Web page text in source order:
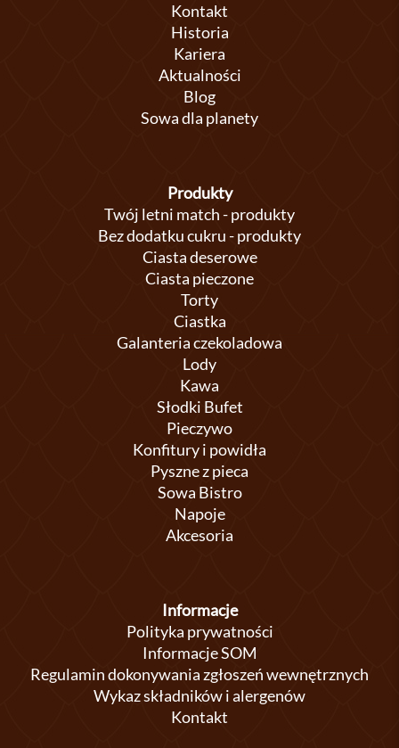
Kontakt
Historia
Kariera
Aktualności
Blog
Sowa dla planety
Produkty
Twój letni match - produkty
Bez dodatku cukru - produkty
Ciasta deserowe
Ciasta pieczone
Torty
Ciastka
Galanteria czekoladowa
Lody
Kawa
Słodki Bufet
Pieczywo
Konfitury i powidła
Pyszne z pieca
Sowa Bistro
Napoje
Akcesoria
Informacje
Polityka prywatności
Informacje SOM
Regulamin dokonywania zgłoszeń wewnętrznych
Wykaz składników i alergenów
Kontakt